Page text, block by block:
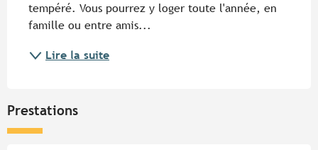
tempéré. Vous pourrez y loger toute l'année, en
famille ou entre amis...
Lire la suite
Prestations